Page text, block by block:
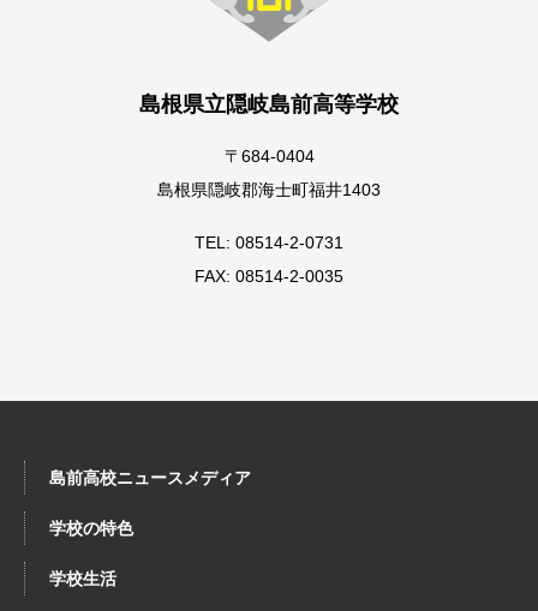
島根県立隠岐島前高等学校
〒684-0404
島根県隠岐郡海士町福井1403
TEL: 08514-2-0731
FAX: 08514-2-0035
島前高校ニュースメディア
学校の特色
学校生活